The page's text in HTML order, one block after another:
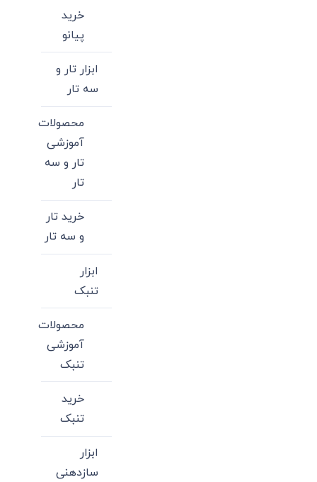
خرید
پیانو
ابزار تار و
سه تار
محصولات
آموزشی
تار و سه
تار
خرید تار
و سه تار
ابزار
تنبک
محصولات
آموزشی
تنبک
خرید
تنبک
ابزار
سازدهنی